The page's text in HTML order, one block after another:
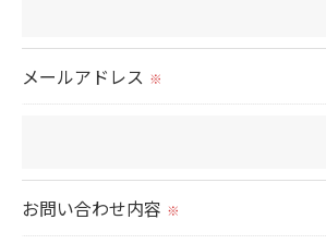
メールアドレス ※
お問い合わせ内容 ※